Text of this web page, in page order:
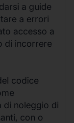
a guide
a errori
accesso a
di incorrere
codice
di noleggio di
con o